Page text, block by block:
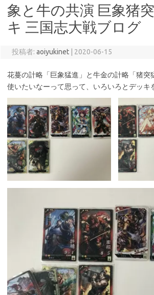
象と牛の共演 巨象猪
キ 三国志大戦ブログ
投稿者: aoiyukinet 2020-06-15
花蔓の計略「巨象猛進」と牛金の計略「猪突
使いたいなーって思って、いろいろとデッキ